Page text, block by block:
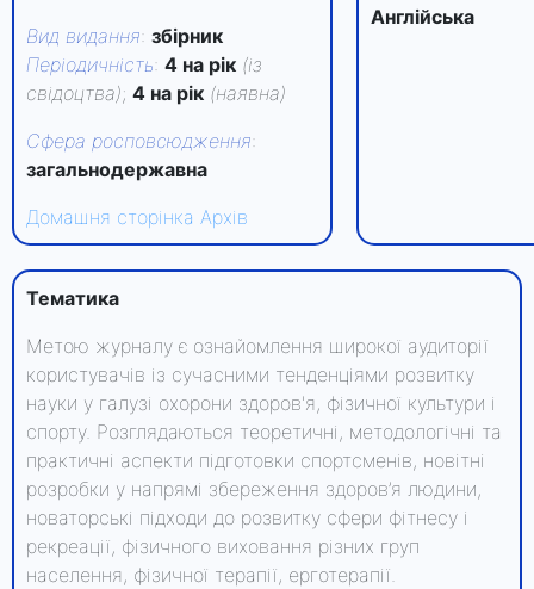
Вид видання: збірник
Періодичність: 4 на рік (із
свідоцтва); 4 на рік (наявна)
Сфера росповсюдження:
загальнодержавна
Домашня сторінка Архів
Англійська
Тематика
Метою журналу є ознайомлення широкої аудиторії
користувачів із сучасними тенденціями розвитку
науки у галузі охорони здоров'я, фізичної культури і
спорту. Розглядаються теоретичні, методологічні та
практичні аспекти підготовки спортсменів, новітні
розробки у напрямі збереження здоров’я людини,
новаторські підходи до розвитку сфери фітнесу і
рекреації, фізичного виховання різних груп
населення, фізичної терапії, ерготерапії.